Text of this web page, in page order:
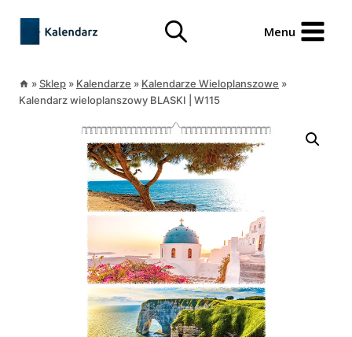
treści
treści
Menu
»Sklep » Kalendarze » Kalendarze Wieloplanszowe »
Kalendarz wieloplanszowy BLASKI | W115